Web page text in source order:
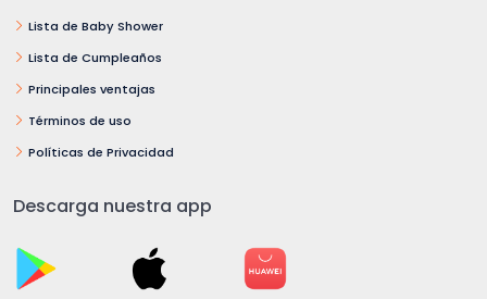
Lista de Baby Shower
Lista de Cumpleaños
Principales ventajas
Términos de uso
Políticas de Privacidad
Descarga nuestra app